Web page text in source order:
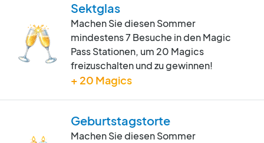
Sektglas
Machen Sie diesen Sommer
mindestens 7 Besuche in den Magic
Pass Stationen, um 20 Magics
freizuschalten und zu gewinnen!
+ 20 Magics
Geburtstagstorte
Machen Sie diesen Sommer